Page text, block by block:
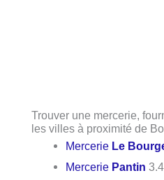
Trouver une mercerie,
les villes à proximité de
Mercerie Le
Mercerie Pantin